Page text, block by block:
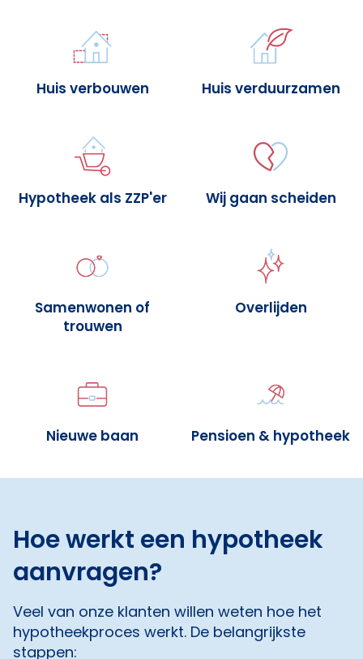
Huis verbouwen Huis verduurzamen
Hypotheek als ZZP'er Wij gaan scheiden
Samenwonen of
trouwen
Overlijden
Nieuwe baan Pensioen & hypotheek
Hoe werkt een hypotheek
aanvragen?
Veel van onze klanten willen weten hoe het
hypotheekproces werkt. De belangrijkste
stappen: